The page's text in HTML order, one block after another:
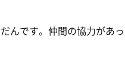
んです。仲間の協力があっ